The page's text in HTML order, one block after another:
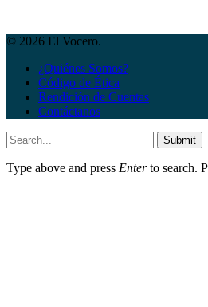
© 2026 El Vocero.
¿Quiénes Somos?
Código de Ética
Rendición de Cuentas
Contáctanos
Submit
Type above and press Enterto search.